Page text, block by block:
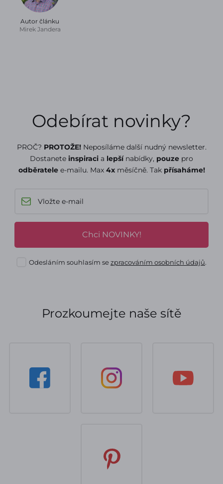
Autor článku
Mirek Jandera
Odebírat novinky?
PROČ? PROTOŽE! Neposíláme další nudný newsletter.
Dostanete inspiraci a lepšínabídky, pouze pro
odběratelee-mailu. Max 4xměsíčně. Tak přísaháme!
Chci NOVINKY!
Odesláním souhlasím sezpracováním osobních údajů.
Prozkoumejte naše sítě